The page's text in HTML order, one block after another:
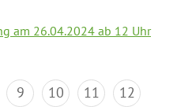
am 26.04.2024 ab 12 Uhr
9 10 11
12